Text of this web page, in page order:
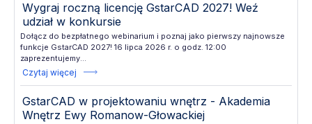
Wygraj roczną licencję GstarCAD 2027! Weź
udział w konkursie
Dołącz do bezpłatnego webinarium i poznaj jako pierwszy najnowsze
funkcje GstarCAD 2027! 16 lipca 2026 r. o godz. 12:00
zaprezentujemy...
Czytaj więcej
GstarCAD w projektowaniu wnętrz - Akademia
Wnętrz Ewy Romanow-Głowackiej